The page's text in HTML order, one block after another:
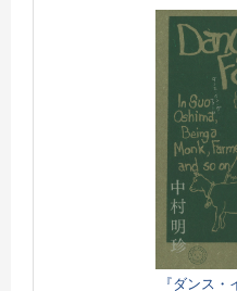
『ダンス